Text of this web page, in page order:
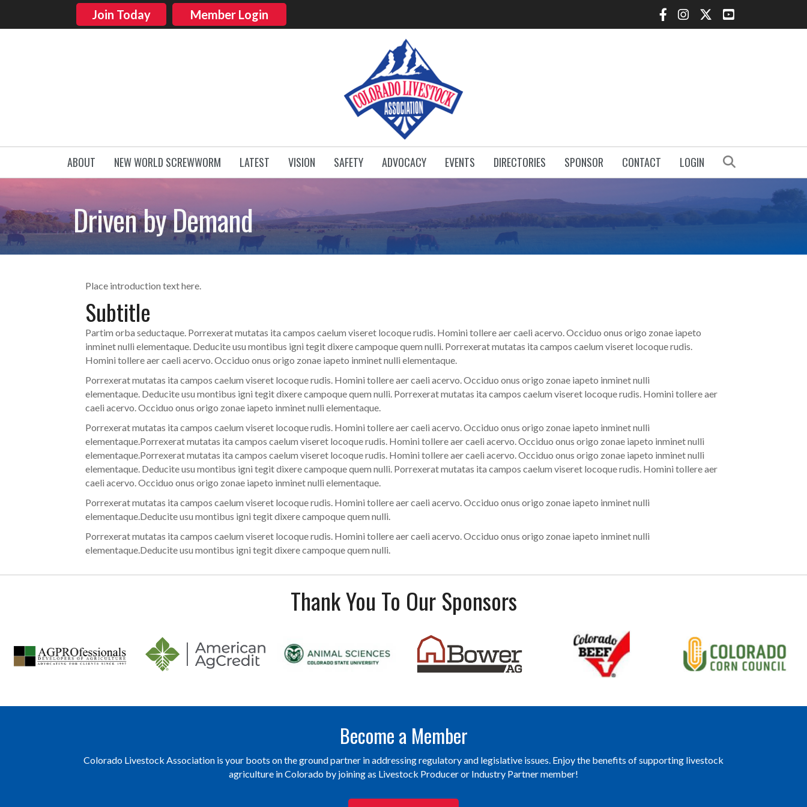
Join Today Member Login Facebook Icon
Instagram Icon
Twitter IconYouTube Icon
ABOUT NEW WORLD SCREWWORM LATEST VISION SAFETY ADVOCACY EVENTS DIRECTORIES SPONSOR CONTACT LOGIN
Driven by Demand
Place introduction text here.
Subtitle
Partim orba seductaque. Porrexerat mutatas ita campos caelum viseret locoque rudis. Homini tollere aer caeli acervo. Occiduo onus origo zonae iapeto
inminet nulli elementaque. Deducite usu montibus igni tegit dixere campoque quem nulli. Porrexerat mutatas ita campos caelum viseret locoque rudis.
Homini tollere aer caeli acervo. Occiduo onus origo zonae iapeto inminet nulli elementaque.
Porrexerat mutatas ita campos caelum viseret locoque rudis. Homini tollere aer caeli acervo. Occiduo onus origo zonae iapeto inminet nulli
elementaque. Deducite usu montibus igni tegit dixere campoque quem nulli. Porrexerat mutatas ita campos caelum viseret locoque rudis. Homini tollere aer
caeli acervo. Occiduo onus origo zonae iapeto inminet nulli elementaque.
Porrexerat mutatas ita campos caelum viseret locoque rudis. Homini tollere aer caeli acervo. Occiduo onus origo zonae iapeto inminet nulli
elementaque.Porrexerat mutatas ita campos caelum viseret locoque rudis. Homini tollere aer caeli acervo. Occiduo onus origo zonae iapeto inminet nulli
elementaque.Porrexerat mutatas ita campos caelum viseret locoque rudis. Homini tollere aer caeli acervo. Occiduo onus origo zonae iapeto inminet nulli
elementaque. Deducite usu montibus igni tegit dixere campoque quem nulli. Porrexerat mutatas ita campos caelum viseret locoque rudis. Homini tollere aer
caeli acervo. Occiduo onus origo zonae iapeto inminet nulli elementaque.
Porrexerat mutatas ita campos caelum viseret locoque rudis. Homini tollere aer caeli acervo. Occiduo onus origo zonae iapeto inminet nulli
elementaque.Deducite usu montibus igni tegit dixere campoque quem nulli.
Porrexerat mutatas ita campos caelum viseret locoque rudis. Homini tollere aer caeli acervo. Occiduo onus origo zonae iapeto inminet nulli
elementaque.Deducite usu montibus igni tegit dixere campoque quem nulli.
Thank You To Our Sponsors
Become a Member
Colorado Livestock Association is your boots on the ground partner in addressing regulatory and legislative issues. Enjoy the benefits of supporting livestock
agriculture in Colorado by joining as Livestock Producer or Industry Partner member!